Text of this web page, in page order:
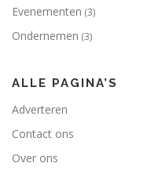
Evenementen (3)
Ondernemen (3)
ALLE PAGINA’S
Adverteren
Contact ons
Over ons